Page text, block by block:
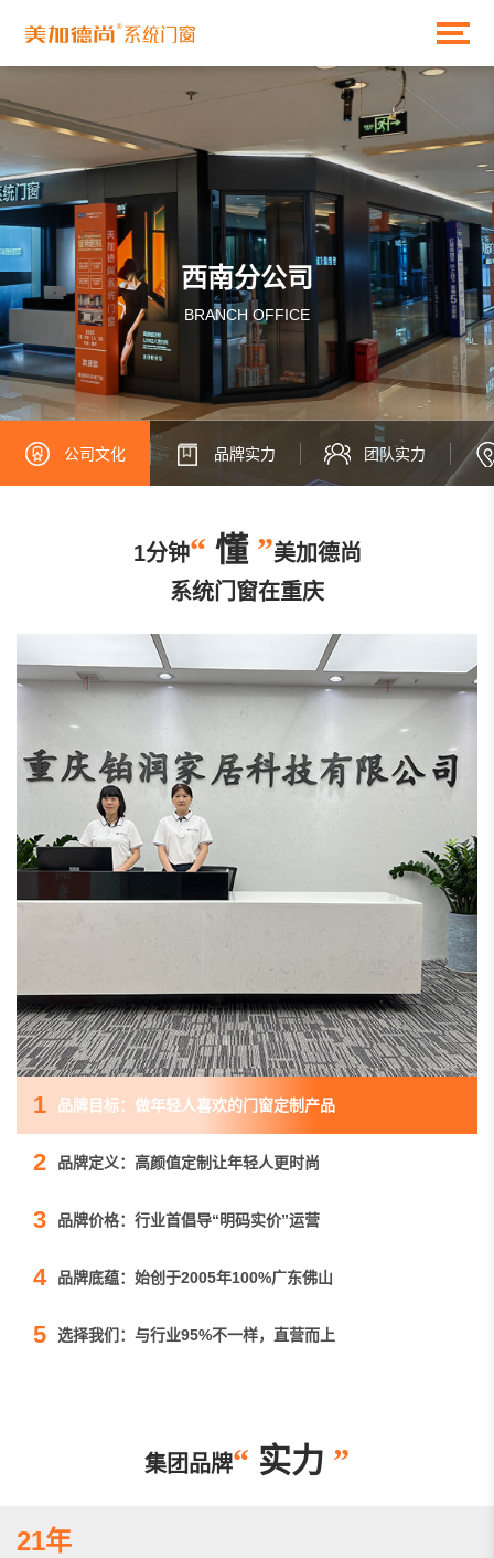
西南分公司
BRANCH OFFICE
公司文化 品牌实力 团队实力
1分钟“ 懂 ”美加德尚
系统门窗在重庆
1 品牌目标：做年轻人喜欢的门窗定制产品
2 品牌定义：高颜值定制让年轻人更时尚
3 品牌价格：行业首倡导“明码实价”运营
4 品牌底蕴：始创于2005年100%广东佛山
5 选择我们：与行业95%不一样，直营而上
集团品牌“ 实力 ”
21年